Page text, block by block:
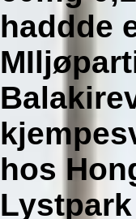
haddde
hos